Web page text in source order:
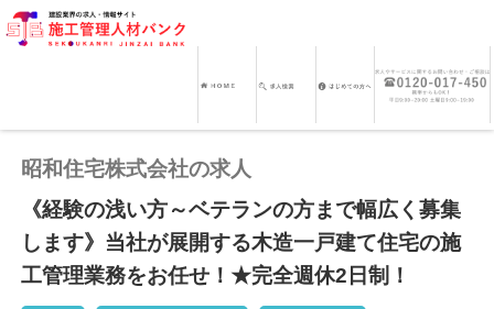
昭和住宅株式会社の求人
《経験の浅い方～ベテランの方まで幅広く募集
します》当社が展開する木造一戸建て住宅の施
工管理業務をお任せ！★完全週休2日制！